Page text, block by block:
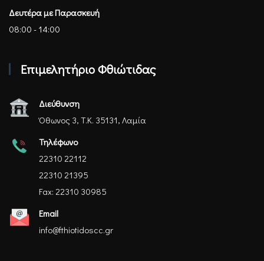
Δευτέρα με Παρασκευή
08:00 - 14:00
Επιμελητήριο Φθιώτιδας
Διεύθυνση
Όθωνος 3, Τ.Κ. 35131, Λαμία
Τηλέφωνο
22310 22112
22310 21395
Fax: 22310 30985
Email
info@fthiotidoscc.gr